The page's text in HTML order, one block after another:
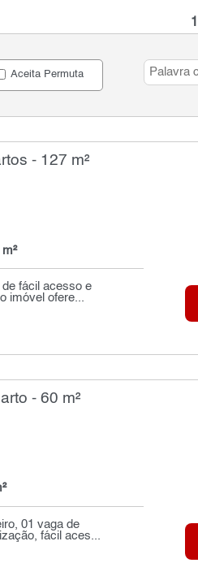
Aceita Permuta
- 127 m²
m²
de fácil acesso e
imóvel ofere...
- 60 m²
01 vaga de
fácil aces...